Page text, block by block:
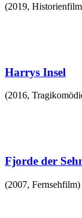
(2019, Historienfilm
Harrys Insel
(2016,
Fjorde der
(2007, Fernsehfilm)